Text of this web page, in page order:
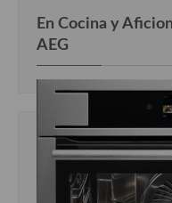
En Cocina y
AEG